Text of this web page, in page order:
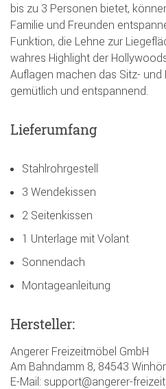
bis zu 3 Personen bietet,
Familie und Freunden
Funktion, die Lehne zur
wahres Highlight der
Auflagen machen das Sitz-
gemütlich und entspannend.
Lieferumfang
Stahlrohrgestell
3 Wendekissen
2 Seitenkissen
1 Unterlage mit Volant
Sonnendach
Montageanleitung
Hersteller:
Angerer Freizeitmöbel GmbH
Am Bahndamm 8, 84543
E-Mail: support@angerer-